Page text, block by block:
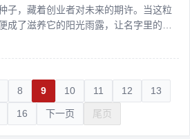
子，藏着创业者对未来的期许。当这粒
成了滋养它的阳光雨露，让名字里的精
好的公司名与恰当的团建氛
8 9 10 11 12 13
16 下一页 尾页